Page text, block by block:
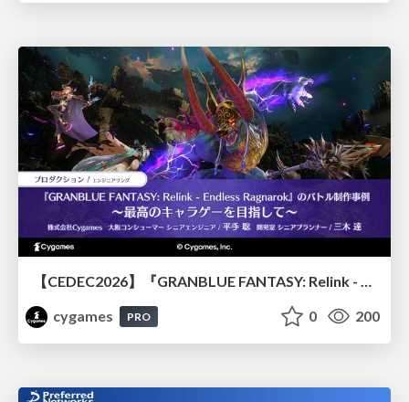
cygames
PRO 0 200